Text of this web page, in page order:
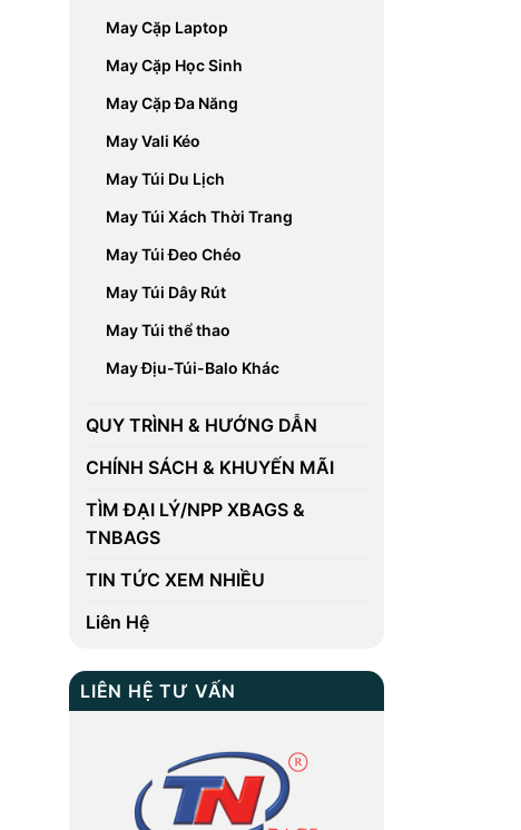
May Cặp Laptop
May Cặp Học Sinh
May Cặp Đa Năng
May Vali Kéo
May Túi Du Lịch
May Túi Xách Thời Trang
May Túi Đeo Chéo
May Túi Dây Rút
May Túi thể thao
May Địu-Túi-Balo Khác
QUY TRÌNH & HƯỚNG DẪN
CHÍNH SÁCH & KHUYẾN MÃI
TÌM ĐẠI LÝ/NPP XBAGS &
TNBAGS
TIN TỨC XEM NHIỀU
Liên Hệ
LIÊN HỆ TƯ VẤN